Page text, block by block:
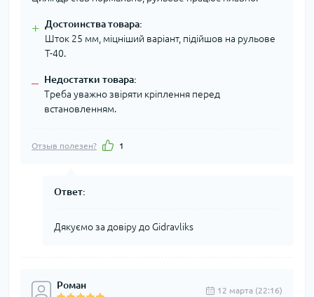
+ Достоинства товара:
Шток 25 мм, міцніший варіант, підійшов на рульове
Т-40.
– Недостатки товара:
Треба уважно звіряти кріплення перед
встановленням.
Отзыв полезен? 1
Ответ:
Дякуємо за довіру до Gidravliks
Роман 12 марта (22:16)